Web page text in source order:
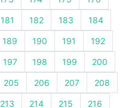
181 182 183 184
189 190 191 192
197 198 199 200
205 206 207 208
213 214 215 216